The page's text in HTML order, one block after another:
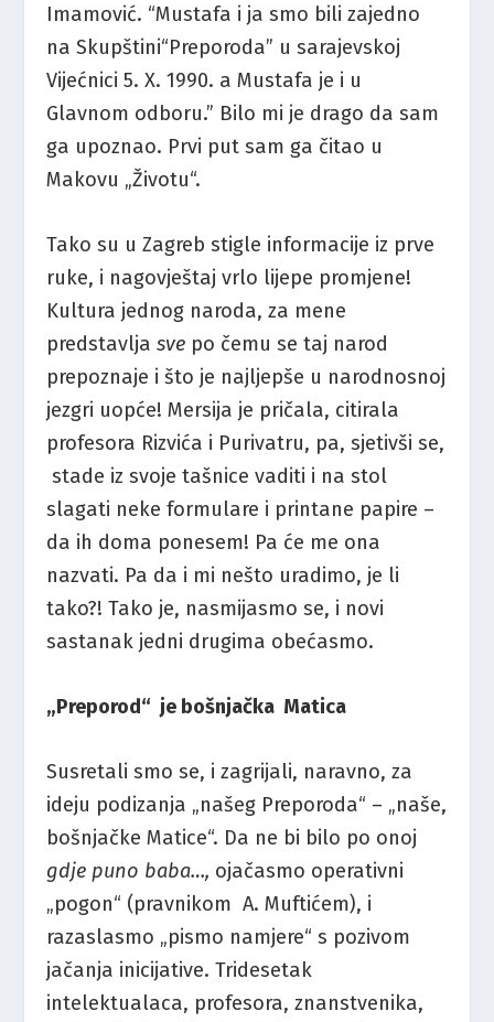
Imamović. “Mustafa i ja smo bili zajedno
na Skupštini“Preporoda” u sarajevskoj
Vijećnici 5. X. 1990. a Mustafa je i u
Glavnom odboru.” Bilo mi je drago da sam
ga upoznao. Prvi put sam ga čitao u
Makovu „Životu“.
Tako su u Zagreb stigle informacije iz prve
ruke, i nagovještaj vrlo lijepe promjene!
Kultura jednog naroda, za mene
predstavljasve po čemu se taj narod
prepoznaje i što je najljepše u narodnosnoj
jezgri uopće! Mersija je pričala, citirala
profesora Rizvića i Purivatru, pa, sjetivši se,
stade iz svoje tašnice vaditi i na stol
slagati neke formulare i printane papire –
da ih doma ponesem! Pa će me ona
nazvati. Pa da i mi nešto uradimo, je li
tako?! Tako je, nasmijasmo se, i novi
sastanak jedni drugima obećasmo.
„Preporod“ je bošnjačka Matica
Susretali smo se, i zagrijali, naravno, za
ideju podizanja „našeg Preporoda“ – „naše,
bošnjačke Matice“. Da ne bi bilo po onoj
gdje puno baba…, ojačasmo operativni
„pogon“ (pravnikom A. Muftićem), i
razaslasmo „pismo namjere“ s pozivom
jačanja inicijative. Tridesetak
intelektualaca, profesora, znanstvenika,